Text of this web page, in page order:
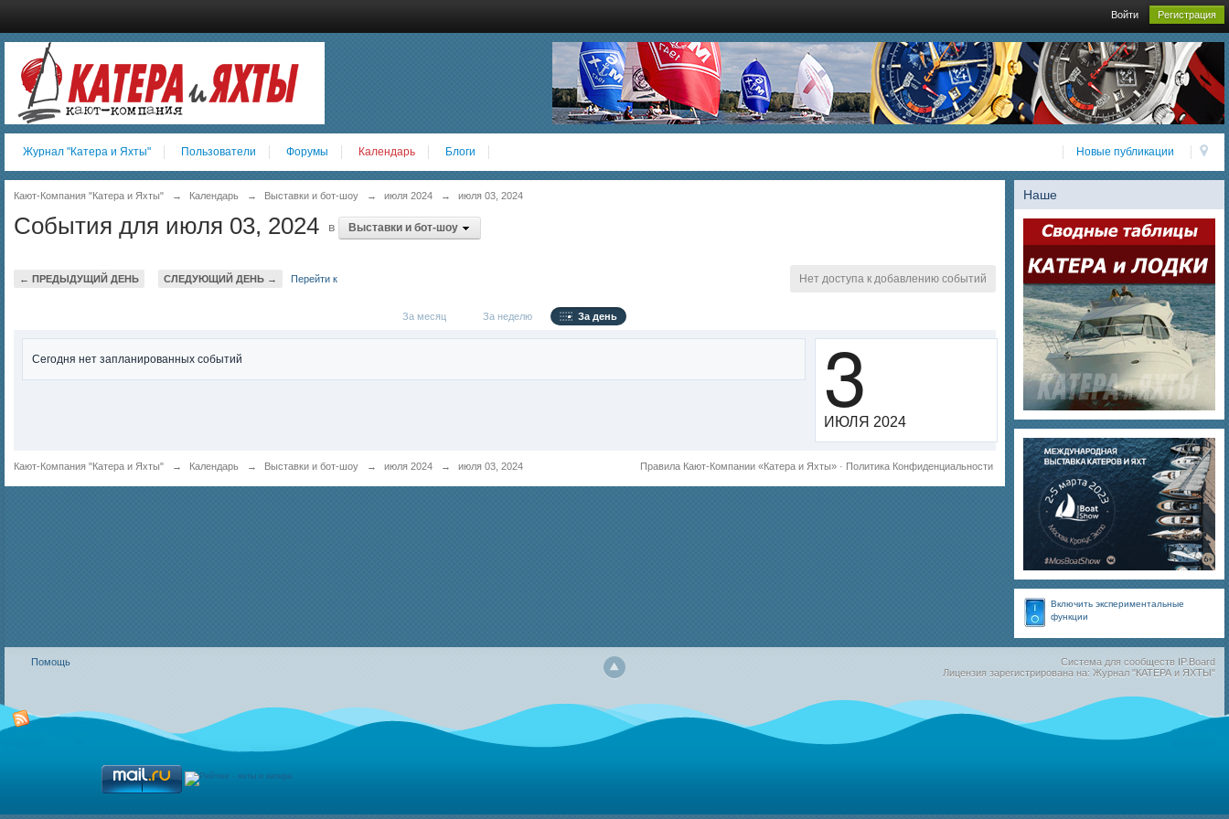
Войти Регистрация
Новые публикации
Журнал "Катера и Яхты" Пользователи Форумы Календарь Блоги
Наше
Включить экспериментальные
функции
Кают-Компания "Катера и Яхты" → Календарь → Выставки и бот-шоу → июля 2024 → июля 03, 2024
События для июля 03, 2024 в Выставки и бот-шоу
← ПРЕДЫДУЩИЙ ДЕНЬ СЛЕДУЮЩИЙ ДЕНЬ → Перейти к Нет доступа к добавлению событий
За месяц За неделю За день
Сегодня нет запланированных событий 3
ИЮЛЯ 2024
Кают-Компания "Катера и Яхты" → Календарь → Выставки и бот-шоу → июля 2024 → июля 03, 2024 Политика Конфиденциальности
Правила Кают-Компании «Катера и Яхты» ·
Помощь Система для сообществ IP.Board
Лицензия зарегистрирована на: Журнал "КАТЕРА и ЯХТЫ"